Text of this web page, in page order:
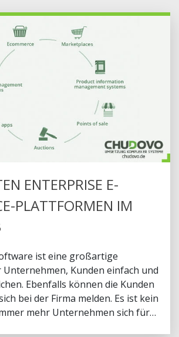
ist und welche Hauptarten
es gibt. Außerdem führen
für Entwicklungssoftware an.
ENTERPRISE E-
PLATTFORMEN IM
ist eine großartige
Kunden einfach und
Ebenfalls können die Kunden
bei der Firma melden. Es ist kein
mehr Unternehmen sich für